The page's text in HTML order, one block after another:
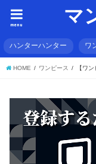
マ
menu
ハンターハンター ワ
HOME ワンピース 【ワ